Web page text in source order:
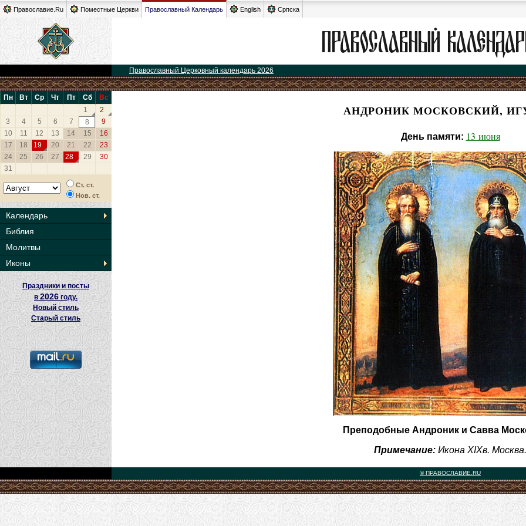
Православие.Ru Поместные Церкви Православный Календарь English Српска
Православный Церковный календарь 2026
Пн Вт Ср Чт Пт Сб
Вс
1
2
3
4 5 6 7 8
9
10
11 12 13 14 15
16
17
18 19 20 21 22
23
24
25 26 27 28 29
30
31
Ст. ст.
Нов. ст.
Календарь
Библия
Молитвы
Иконы
Праздники и посты
в2026 году.
Новый стиль
Старый стиль
АНДРОНИК МОСКОВСКИЙ,
День памяти: 13 июня
Преподобные Андроник и Савва
Примечание: Икона XIXв. Москва.
© ПРАВОСЛАВИЕ.RU